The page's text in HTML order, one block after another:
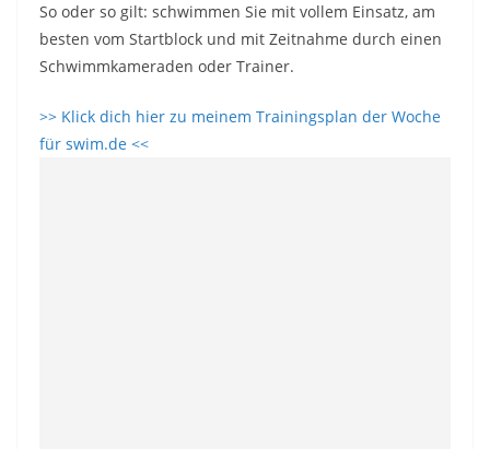
So oder so gilt: schwimmen Sie mit vollem Einsatz, am
besten vom Startblock und mit Zeitnahme durch einen
Schwimmkameraden oder Trainer.
>> Klick dich hier zu meinem Trainingsplan der Woche
für swim.de <<